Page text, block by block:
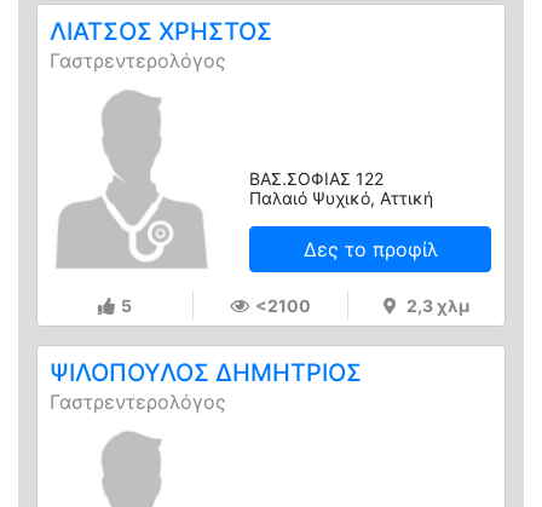
ΛΙΑΤΣΟΣ ΧΡΗΣΤΟΣ
Γαστρεντερολόγος
ΒΑΣ.ΣΟΦΙΑΣ 122
Παλαιό Ψυχικό, Αττική
Δες το προφίλ
5 <2100 2,3 χλμ
ΨΙΛΟΠΟΥΛΟΣ ΔΗΜΗΤΡΙΟΣ
Γαστρεντερολόγος